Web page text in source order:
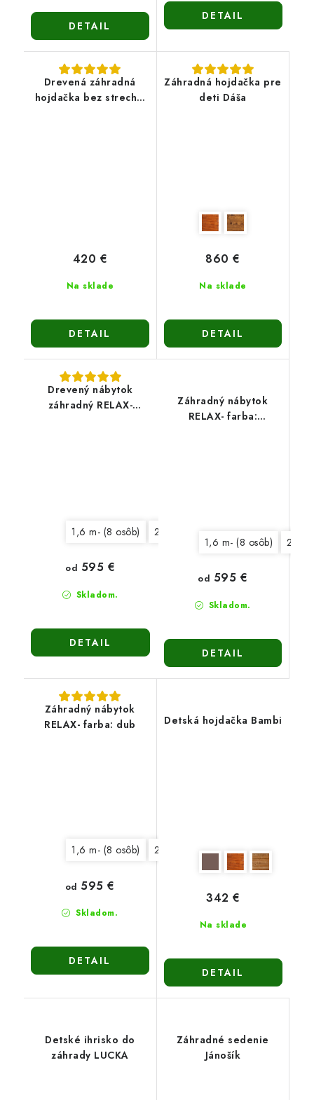
DETAIL
DETAIL
Drevená záhradná
hojdačka bez strechy-
Na sklade
420 €
DETAIL
Záhradná hojdačka pre
deti Dáša
Na sklade
860 €
DETAIL
Drevený nábytok
záhradný RELAX-
1,6 m- (8 osôb) 2,0 m- (10 osôb)
Skladom.
od 595 €
DETAIL
Záhradný nábytok
RELAX- farba:
1,6 m- (8 osôb) 2,0
Skladom.
od 595 €
DETAIL
Záhradný nábytok
RELAX- farba: dub
1,6 m- (8 osôb) 2,0 m- (10 osôb)
Skladom.
od 595 €
DETAIL
Detská hojdačka Bambi
Na sklade
342 €
DETAIL
Detské ihrisko do
záhrady LUCKA
Záhradné sedenie
Jánošík